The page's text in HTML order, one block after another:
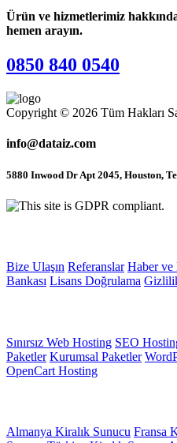
Ürün ve hizmetlerimiz
hemen arayın.
0850 840 0540
Copyright © 2026 Tüm Hakları
info@dataiz.com
5880 Inwood Dr Apt 2045, Houston,
Bize Ulaşın Referanslar Haber
Bankası Lisans Doğrulama
Sınırsız Web Hosting SEO
Paketler Kurumsal Paketler
OpenCart Hosting
Almanya Kiralık Sunucu Fransa